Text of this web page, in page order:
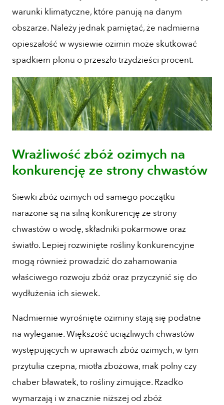
warunki klimatyczne, które panują na danym
obszarze. Należy jednak pamiętać, że nadmierna
opieszałość w wysiewie ozimin może skutkować
spadkiem plonu o przeszło trzydzieści procent.
Wrażliwość zbóż ozimych na
konkurencję ze strony chwastów
Siewki zbóż ozimych od samego początku
narażone są na silną konkurencję ze strony
chwastów o wodę, składniki pokarmowe oraz
światło. Lepiej rozwinięte rośliny konkurencyjne
mogą również prowadzić do zahamowania
właściwego rozwoju zbóż oraz przyczynić się do
wydłużenia ich siewek.
Nadmiernie wyrośnięte oziminy stają się podatne
na wyleganie. Większość uciążliwych chwastów
występujących w uprawach zbóż ozimych, w tym
przytulia czepna, miotła zbożowa, mak polny czy
chaber bławatek, to rośliny zimujące. Rzadko
wymarzają i w znacznie niższej od zbóż